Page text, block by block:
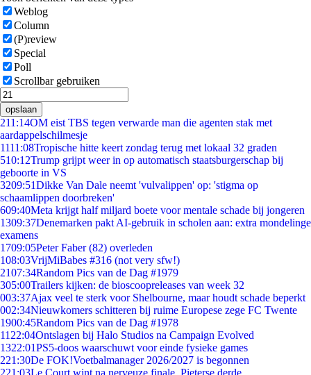
Weblog
Column
(P)review
Special
Poll
Scrollbar gebruiken
opslaan
211:14OM eist TBS tegen verwarde man die agenten stak met
aardappelschilmesje
1111:08Tropische hitte keert zondag terug met lokaal 32 graden
510:12Trump grijpt weer in op automatisch staatsburgerschap bij
geboorte in VS
3209:51Dikke Van Dale neemt 'vulvalippen' op: 'stigma op
schaamlippen doorbreken'
609:40Meta krijgt half miljard boete voor mentale schade bij jongeren
1309:37Denemarken pakt AI-gebruik in scholen aan: extra mondelinge
examens
1709:05Peter Faber (82) overleden
108:03VrijMiBabes #316 (not very sfw!)
2107:34Random Pics van de Dag #1979
305:00Trailers kijken: de bioscoopreleases van week 32
003:37Ajax veel te sterk voor Shelbourne, maar houdt schade beperkt
002:34Nieuwkomers schitteren bij ruime Europese zege FC Twente
1900:45Random Pics van de Dag #1978
11 22:04Ontslagen bij Halo Studios na Campaign Evolved
1322:01PS5-doos waarschuwt voor einde fysieke games
221:30De FOK!Voetbalmanager 2026/2027 is begonnen
221:03Le Court wint na nerveuze finale, Pieterse derde